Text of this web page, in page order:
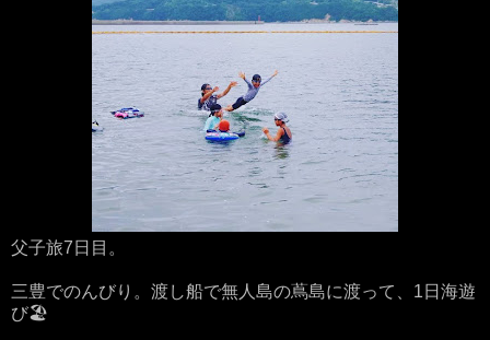
父子旅7日目。
三豊でのんびり。渡し船で無人島の蔦島に渡って、1日海遊
び🏖